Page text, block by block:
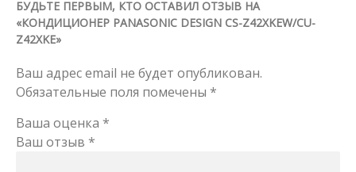
БУДЬТЕ ПЕРВЫМ, КТО ОСТАВИЛ ОТЗЫВ НА
«КОНДИЦИОНЕР PANASONIC DESIGN CS-Z42XKEW/CU-
Z42XKE»
Ваш адрес email не будет опубликован.
Обязательные поля помечены *
Ваша оценка *
Ваш отзыв *